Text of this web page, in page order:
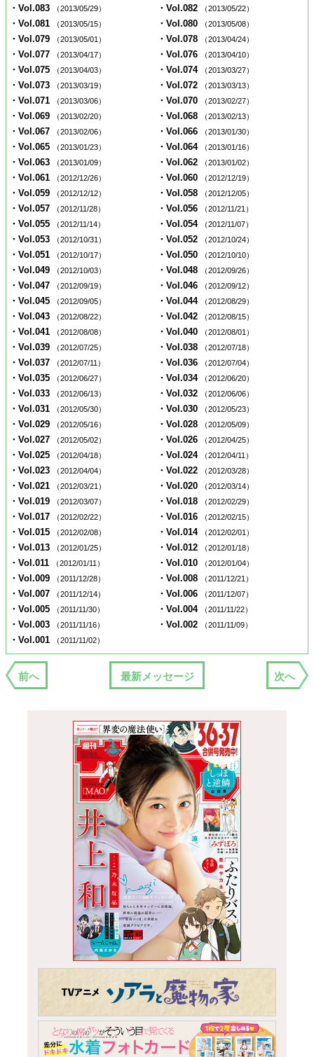
・Vol.083 （2013/05/29） ・Vol.082 （2013/05/22）
・Vol.081 （2013/05/15） ・Vol.080 （2013/05/08）
・Vol.079 （2013/05/01） ・Vol.078 （2013/04/24）
・Vol.077 （2013/04/17） ・Vol.076 （2013/04/10）
・Vol.075 （2013/04/03） ・Vol.074 （2013/03/27）
・Vol.073 （2013/03/19） ・Vol.072 （2013/03/13）
・Vol.071 （2013/03/06） ・Vol.070 （2013/02/27）
・Vol.069 （2013/02/20） ・Vol.068 （2013/02/13）
・Vol.067 （2013/02/06） ・Vol.066 （2013/01/30）
・Vol.065 （2013/01/23） ・Vol.064 （2013/01/16）
・Vol.063 （2013/01/09） ・Vol.062 （2013/01/02）
・Vol.061 （2012/12/26） ・Vol.060 （2012/12/19）
・Vol.059 （2012/12/12） ・Vol.058 （2012/12/05）
・Vol.057 （2012/11/28） ・Vol.056 （2012/11/21）
・Vol.055 （2012/11/14） ・Vol.054 （2012/11/07）
・Vol.053 （2012/10/31） ・Vol.052 （2012/10/24）
・Vol.051 （2012/10/17） ・Vol.050 （2012/10/10）
・Vol.049 （2012/10/03） ・Vol.048 （2012/09/26）
・Vol.047 （2012/09/19） ・Vol.046 （2012/09/12）
・Vol.045 （2012/09/05） ・Vol.044 （2012/08/29）
・Vol.043 （2012/08/22） ・Vol.042 （2012/08/15）
・Vol.041 （2012/08/08） ・Vol.040 （2012/08/01）
・Vol.039 （2012/07/25） ・Vol.038 （2012/07/18）
・Vol.037 （2012/07/11） ・Vol.036 （2012/07/04）
・Vol.035 （2012/06/27） ・Vol.034 （2012/06/20）
・Vol.033 （2012/06/13） ・Vol.032 （2012/06/06）
・Vol.031 （2012/05/30） ・Vol.030 （2012/05/23）
・Vol.029 （2012/05/16） ・Vol.028 （2012/05/09）
・Vol.027 （2012/05/02） ・Vol.026 （2012/04/25）
・Vol.025 （2012/04/18） ・Vol.024 （2012/04/11）
・Vol.023 （2012/04/04） ・Vol.022 （2012/03/28）
・Vol.021 （2012/03/21） ・Vol.020 （2012/03/14）
・Vol.019 （2012/03/07） ・Vol.018 （2012/02/29）
・Vol.017 （2012/02/22） ・Vol.016 （2012/02/15）
・Vol.015 （2012/02/08） ・Vol.014 （2012/02/01）
・Vol.013 （2012/01/25） ・Vol.012 （2012/01/18）
・Vol.011 （2012/01/11） ・Vol.010 （2012/01/04）
・Vol.009 （2011/12/28） ・Vol.008 （2011/12/21）
・Vol.007 （2011/12/14） ・Vol.006 （2011/12/07）
・Vol.005 （2011/11/30） ・Vol.004 （2011/11/22）
・Vol.003 （2011/11/16） ・Vol.002 （2011/11/09）
・Vol.001 （2011/11/02）
前へ 最新メッセージ 次へ